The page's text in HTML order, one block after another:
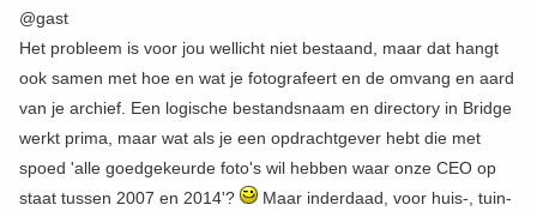
@gast
Het probleem is voor jou wellicht niet bestaand, maar dat hangt
ook samen met hoe en wat je fotografeert en de omvang en aard
van je archief. Een logische bestandsnaam en directory in Bridge
werkt prima, maar wat als je een opdrachtgever hebt die met
spoed 'alle goedgekeurde foto's wil hebben waar onze CEO op
staat tussen 2007 en 2014'?
Maar inderdaad, voor huis-, tuin-